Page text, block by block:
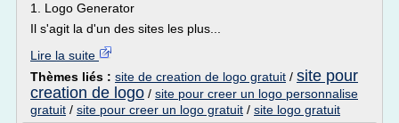
1. Logo Generator
Il s'agit la d'un des sites les plus...
Lire la suite
Thèmes liés : site de creation de logo gratuit / site pour
creation de logo / site pour creer un logo personnalise
gratuit / site pour creer un logo gratuit / site logo gratuit